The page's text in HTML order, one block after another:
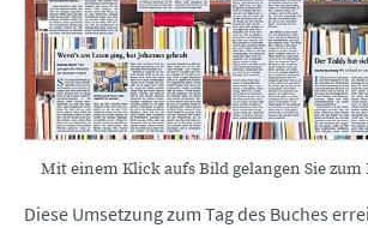
Mit einem Klick aufs Bild gelangen Sie zum
Diese Umsetzung zum Tag des Buches